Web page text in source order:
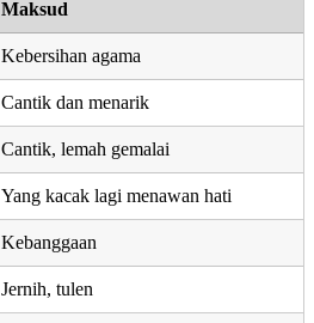
Maksud
Kebersihan agama
Cantik dan menarik
Cantik, lemah gemalai
Yang kacak lagi menawan hati
Kebanggaan
Jernih, tulen